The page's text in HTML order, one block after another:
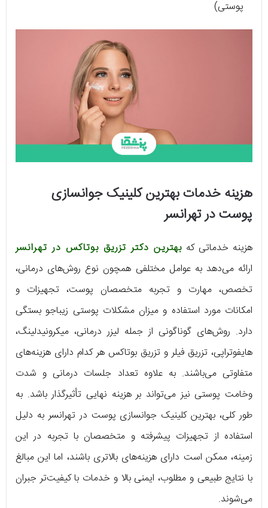
پوستی)
هزینه خدمات بهترین کلینیک جوانسازی
پوست در تهرانسر
هزینه خدماتی که بهترین دکتر تزریق بوتاکس در تهرانسر
ارائه می‌دهد به عوامل مختلفی همچون نوع روش‌های درمانی،
تخصص، مهارت و تجربه متخصصان پوست، تجهیزات و
امکانات مورد استفاده و میزان مشکلات پوستی زیباجو بستگی
دارد. روش‌های گوناگونی از جمله لیزر درمانی، میکرونیدلینگ،
هایفوتراپی، تزریق فیلر و تزریق بوتاکس هر کدام دارای هزینه‌های
متفاوتی می‌باشند. به علاوه تعداد جلسات درمانی و شدت
وخامت پوستی نیز می‌تواند بر هزینه نهایی تأثیرگذار باشد. به
طور کلی، بهترین کلینیک جوانسازی پوست در تهرانسر به دلیل
استفاده از تجهیزات پیشرفته و متخصصان با تجربه در این
زمینه، ممکن است دارای هزینه‌های بالاتری باشند، اما این مبالغ
با نتایج طبیعی و مطلوب، ایمنی بالا و خدمات با کیفیت‌تر جبران
می‌شوند.